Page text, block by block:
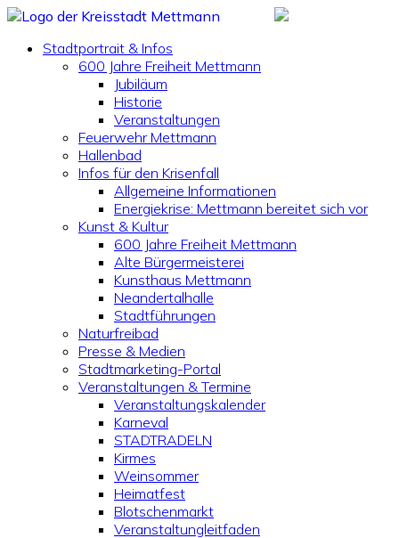
Stadtportrait & Infos
600 Jahre Freiheit Mettmann
Jubiläum
Historie
Veranstaltungen
Feuerwehr Mettmann
Hallenbad
Infos für den Krisenfall
Allgemeine Informationen
Energiekrise: Mettmann bereitet sich vor
Kunst & Kultur
600 Jahre Freiheit Mettmann
Alte Bürgermeisterei
Kunsthaus Mettmann
Neandertalhalle
Stadtführungen
Naturfreibad
Presse & Medien
Stadtmarketing-Portal
Veranstaltungen & Termine
Veranstaltungskalender
Karneval
STADTRADELN
Kirmes
Weinsommer
Heimatfest
Blotschenmarkt
Veranstaltungleitfaden